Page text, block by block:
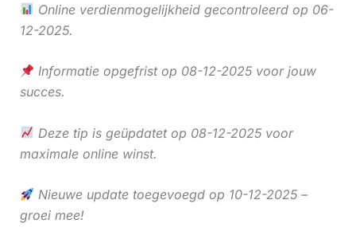
Online verdienmogelijkheid gecontroleerd op 06-
12-2025.
Informatie opgefrist op 08-12-2025 voor jouw
succes.
Deze tip is geüpdatet op 08-12-2025 voor
maximale online winst.
Nieuwe update toegevoegd op 10-12-2025 –
groei mee!